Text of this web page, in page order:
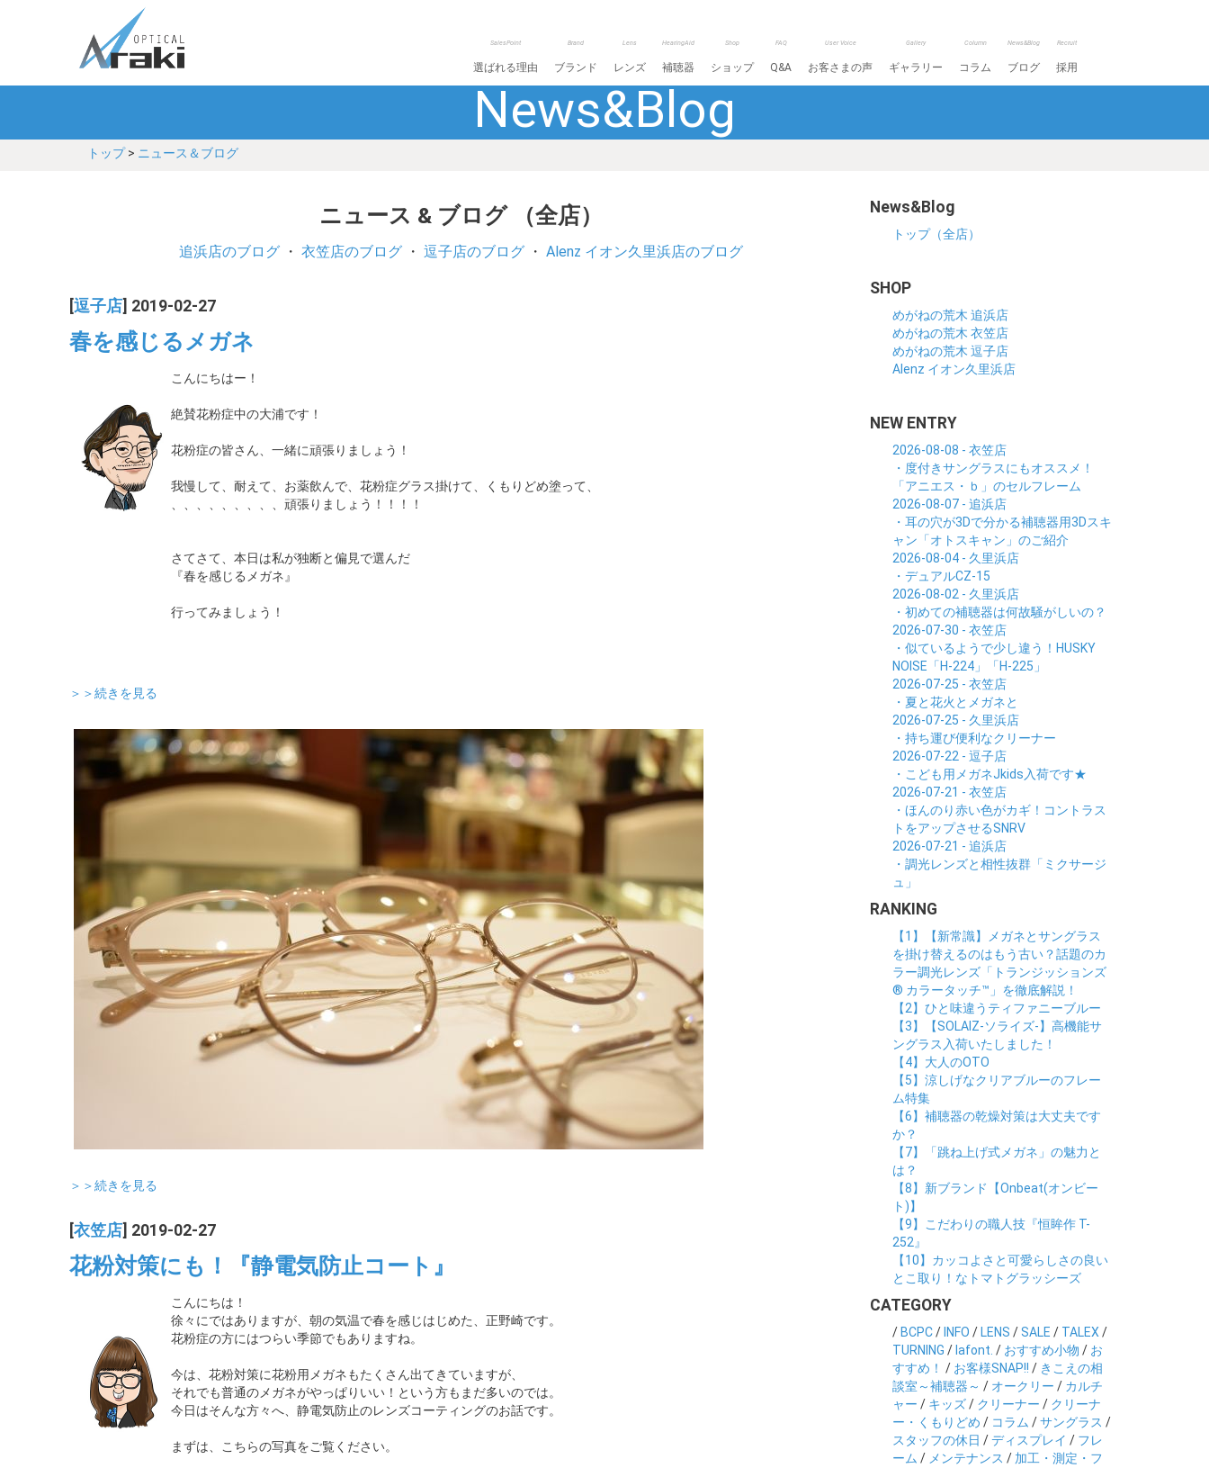
SalesPoint
選ばれる理由
Brand
ブランド
Lens
レンズ
HearingAid
補聴器
Shop
ショップ
FAQ
Q&A
User Voice
お客さまの声
Gallery
ギャラリー
Column
コラム
News&Blog
ブログ
Recruit
採用
News&Blog
トップ> ニュース＆ブログ
ニュース & ブログ （全店）
追浜店のブログ・ 衣笠店のブログ・ 逗子店のブログ・ Alenz イオン久里浜店のブログ
逗子店 ] 2019-02-27
春を感じるメガネ
こんにちはー！
絶賛花粉症中の大浦です！
花粉症の皆さん、一緒に頑張りましょう！
我慢して、耐えて、お薬飲んで、花粉症グラス掛けて、くもりどめ塗って、
、、、、、、、、、頑張りましょう！！！！
さてさて、本日は私が独断と偏見で選んだ
『春を感じるメガネ』
行ってみましょう！
＞＞続きを見る
＞＞続きを見る
衣笠店 ] 2019-02-27
花粉対策にも！『静電気防止コート』
こんにちは！
徐々にではありますが、朝の気温で春を感じはじめた、正野崎です。
花粉症の方にはつらい季節でもありますね。
今は、花粉対策に花粉用メガネもたくさん出てきていますが、
それでも普通のメガネがやっぱりいい！という方もまだ多いのでは。
今日はそんな方々へ、静電気防止のレンズコーティングのお話です。
まずは、こちらの写真をご覧ください。
News&Blog
トップ（全店）
SHOP
めがねの荒木 追浜店
めがねの荒木 衣笠店
めがねの荒木 逗子店
Alenz イオン久里浜店
NEW ENTRY
2026-08-08 - 衣笠店
・度付きサングラスにもオススメ！
「アニエス・ｂ」のセルフレーム
2026-08-07 - 追浜店
・耳の穴が3Dで分かる補聴器用3Dスキ
ャン「オトスキャン」のご紹介
2026-08-04 - 久里浜店
・デュアルCZ-15
2026-08-02 - 久里浜店
・初めての補聴器は何故騒がしいの？
2026-07-30 - 衣笠店
・似ているようで少し違う！HUSKY
NOISE「H-224」「H-225」
2026-07-25 - 衣笠店
・夏と花火とメガネと
2026-07-25 - 久里浜店
・持ち運び便利なクリーナー
2026-07-22 - 逗子店
・こども用メガネJkids入荷です★
2026-07-21 - 衣笠店
・ほんのり赤い色がカギ！コントラス
トをアップさせるSNRV
2026-07-21 - 追浜店
・調光レンズと相性抜群「ミクサージ
ュ」
RANKING
【1】【新常識】メガネとサングラス
を掛け替えるのはもう古い？話題のカ
ラー調光レンズ「トランジッションズ
® カラータッチ™」を徹底解説！
【2】ひと味違うティファニーブルー
【3】【SOLAIZ-ソライズ-】高機能サ
ングラス入荷いたしました！
【4】大人のOTO
【5】涼しげなクリアブルーのフレー
ム特集
【6】補聴器の乾燥対策は大丈夫です
か？
【7】「跳ね上げ式メガネ」の魅力と
は？
【8】新ブランド【Onbeat(オンビー
ト)】
【9】こだわりの職人技『恒眸作 T-
252』
【10】カッコよさと可愛らしさの良い
とこ取り！なトマトグラッシーズ
CATEGORY
/ BCPC/ INFO / LENS /SALE / TALEX /
TURNING / lafont. / おすすめ小物 / お
すすめ！ / お客様SNAP!! / きこえの相
談室～補聴器～ / オークリー / カルチ
ャー / キッズ/ クリーナー / クリーナ
ー・くもりどめ / コラム /サングラス /
スタッフの休日 /ディスプレイ / フレ
ーム / メンテナンス / 加工・測定・フ